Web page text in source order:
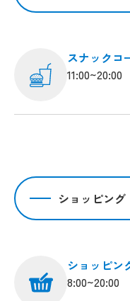
スナックコ
11:00~20:00
ショッピング
ショッピン
8:00~20:00